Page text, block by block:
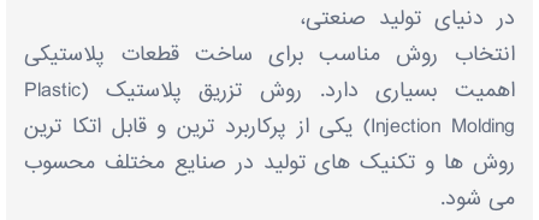
در دنیای تولید صنعتی،
انتخاب روش مناسب برای ساخت قطعات پلاستیکی
اهمیت بسیاری دارد. روش تزریق پلاستیک (Plastic
Injection Molding) یکی از پرکاربرد ترین و قابل ‌اتکا ترین
روش‌ ها و تکنیک‌ های تولید در صنایع مختلف محسوب
می ‌شود.